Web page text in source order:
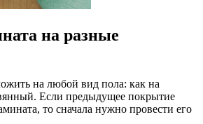
на разные
на любой вид пола: как на
Если предыдущее покрытие
то сначала нужно провести его